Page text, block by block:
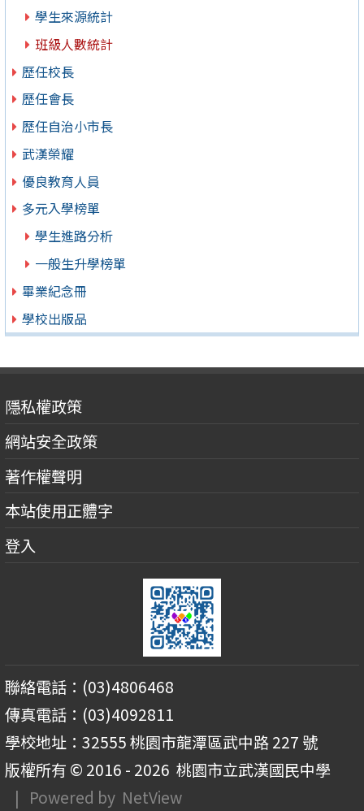
學生來源統計
班級人數統計
歷任校長
歷任會長
歷任自治小市長
武漢榮耀
優良教育人員
多元入學榜單
學生進路分析
一般生升學榜單
畢業紀念冊
學校出版品
隱私權政策
網站安全政策
著作權聲明
本站使用正體字
登入
聯絡電話：(03)4806468
傳真電話：(03)4092811
學校地址：32555 桃園市龍潭區武中路 227 號
版權所有 © 2016 - 2026 桃園市立武漢國民中學
| Powered by NetView